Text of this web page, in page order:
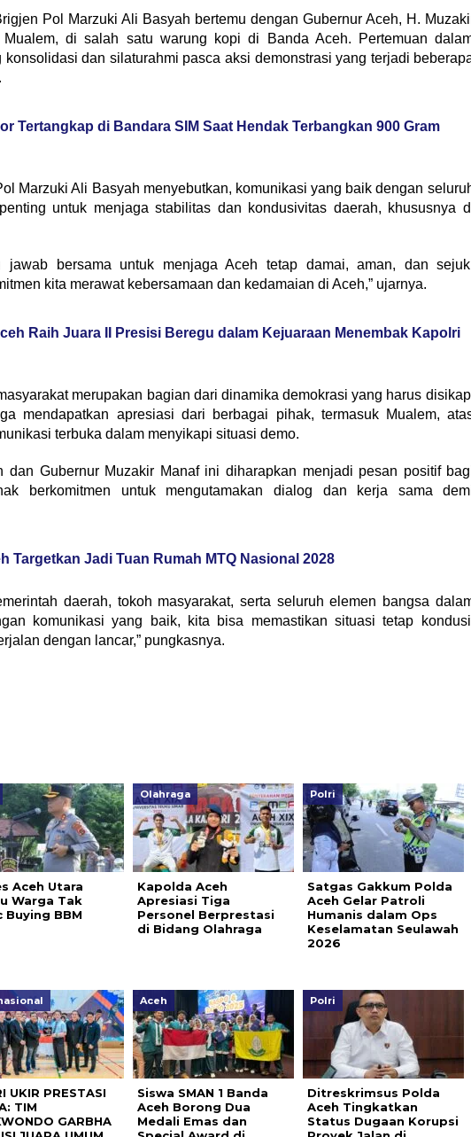
Pol Marzuki Ali Basyah bertemu dengan Gubernur Aceh, H.
di salah satu warung kopi di Banda Aceh. Pertemuan
dan silaturahmi pasca aksi demonstrasi yang terjadi
Tertangkap di Bandara SIM Saat Hendak Terbangkan 900 Gram
Marzuki Ali Basyah menyebutkan, komunikasi yang baik dengan
untuk menjaga stabilitas dan kondusivitas daerah, khususnya
jawab bersama untuk menjaga Aceh tetap damai, aman, dan
kita merawat kebersamaan dan kedamaian di Aceh,” ujarnya.
Raih Juara II Presisi Beregu dalam Kejuaraan Menembak Kapolri
merupakan bagian dari dinamika demokrasi yang harus
mendapatkan apresiasi dari berbagai pihak, termasuk Mualem,
terbuka dalam menyikapi situasi demo.
dan Gubernur Muzakir Manaf ini diharapkan menjadi pesan positif
berkomitmen untuk mengutamakan dialog dan kerja sama
Targetkan Jadi Tuan Rumah MTQ Nasional 2028
daerah, tokoh masyarakat, serta seluruh elemen bangsa
komunikasi yang baik, kita bisa memastikan situasi tetap
dengan lancar,” pungkasnya.
Aceh Utara
Warga Tak
Buying BBM
Olahraga
Kapolda Aceh
Apresiasi Tiga
Personel Berprestasi
di Bidang Olahraga
Polri
Satgas Gakkum Polda
Aceh Gelar Patroli
Humanis dalam Ops
Keselamatan Seulawah
2026
UKIR PRESTASI
TIM
GARBHA
Aceh
Siswa SMAN 1 Banda
Aceh Borong Dua
Medali Emas dan
Polri
Ditreskrimsus Polda
Aceh Tingkatkan
Status Dugaan Korupsi